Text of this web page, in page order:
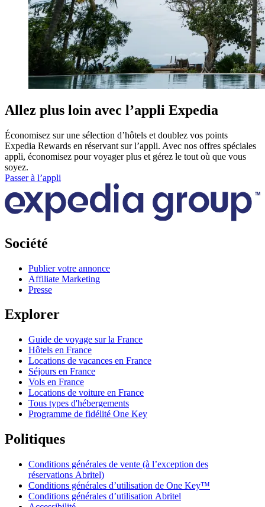
Allez plus loin avec l’appli Expedia
Économisez sur une sélection d’hôtels et doublez vos points
Expedia Rewards en réservant sur l’appli. Avec nos offres spéciales
appli, économisez pour voyager plus et gérez le tout où que vous
soyez.
Passer à l’appli
Société
Publier votre annonce
Affiliate Marketing
Presse
Explorer
Guide de voyage sur la France
Hôtels en France
Locations de vacances en France
Séjours en France
Vols en France
Locations de voiture en France
Tous types d'hébergements
Programme de fidélité One Key
Politiques
Conditions générales de vente (à l’exception des
réservations Abritel)
Conditions générales d’utilisation de One Key™
Conditions générales d’utilisation Abritel